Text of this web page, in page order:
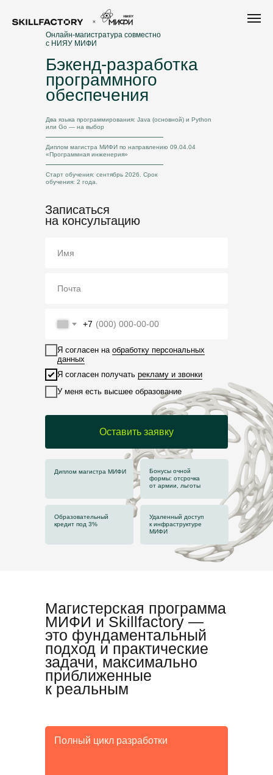
Диплом магистра МИФИ
Онлайн-магистратура совместно
с НИЯУ МИФИ
Бонусы очной
формы: отсрочка
от армии, льготы
Образовательный
кредит под 3%
Записаться
на консультацию
Удаленный доступ
к инфраструктуре
МИФИ
Бэкенд-разработка
программного
обеспечения
Два языка программирования: Java (основной) и Python
или Go — на выбор
Диплом магистра МИФИ по направлению 09.04.04
«Программная инженерия»
Старт обучения: сентябрь 2026. Срок
обучения: 2 года.
+7
Я согласен на обработку персональных
данных
Я согласен получать рекламу и звонки
У меня есть высшее образование
Оставить заявку
Магистерская программа
МИФИ и Skillfactory —
это фундаментальный
подход и практические
задачи, максимально
приближенные
к реальным
Полный цикл разработки